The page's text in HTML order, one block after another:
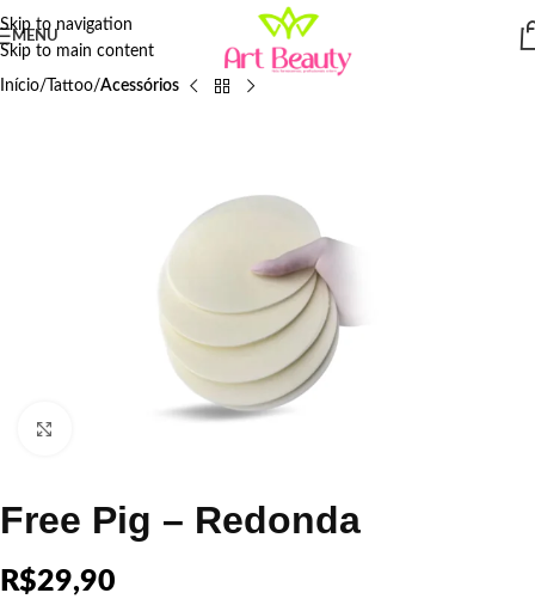
Skip to navigation
Skip to main content
MENU
Início Tattoo Acessórios
Free Pig – Redonda
R$29,90